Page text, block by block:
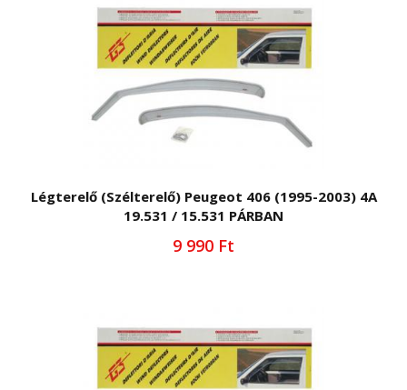
Légterelő (Szélterelő) Peugeot 406 (1995-2003) 4A
19.531 / 15.531 PÁRBAN
9 990 Ft